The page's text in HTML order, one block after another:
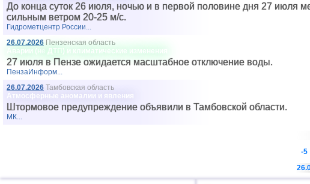
До конца суток 26 июля, ночью и в первой половине дня 27 июля
сильным ветром 20-25 м/с.
Гидрометцентр России...
26.07.2026 Пензенская область
Аварии (не ДТП ) и климатические изменения
27 июля в Пензе ожидается масштабное отключение воды.
ПензаИнформ...
26.07.2026 Тамбовская область
Атмосферные аномалии и явления
Штормовое предупреждение объявили в Тамбовской области.
МК...
-5